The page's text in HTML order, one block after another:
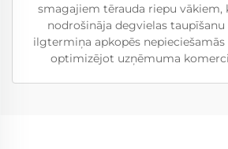
smagajiem tērauda riepu vākiem,
nodrošināja degvielas taupīšanu
ilgtermiņa apkopēs nepieciešamās
optimizējot uzņēmuma